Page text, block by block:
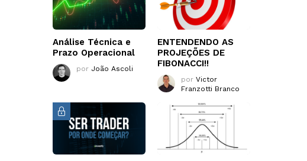
Análise Técnica e
Prazo Operacional
por João Ascoli
ENTENDENDO AS
PROJEÇÕES DE
FIBONACCI!!
por Victor
Franzotti Branco